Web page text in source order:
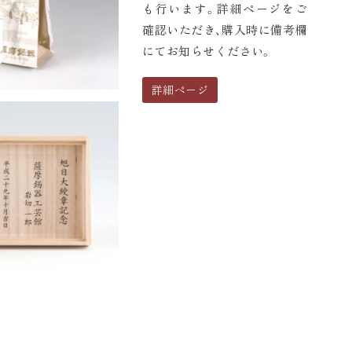
も行います。詳細ページをご
確認いただき、購入時に備考欄
にてお知らせください。
詳細ページ